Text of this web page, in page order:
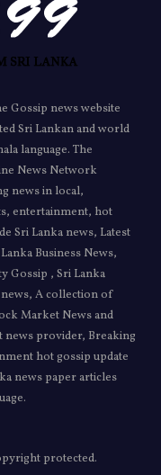
Gossip news website
Sri Lankan and world
language. The
News Network
news in local,
entertainment, hot
Sri Lanka news, Latest
Business News,
Gossip , Sri Lanka
A collection of
Market News and
news provider, Breaking
hot gossip update
news paper articles
protected.